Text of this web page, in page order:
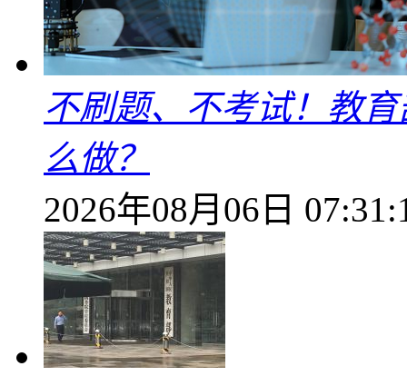
不刷题、不考试！教
么做？
2026年08月06日